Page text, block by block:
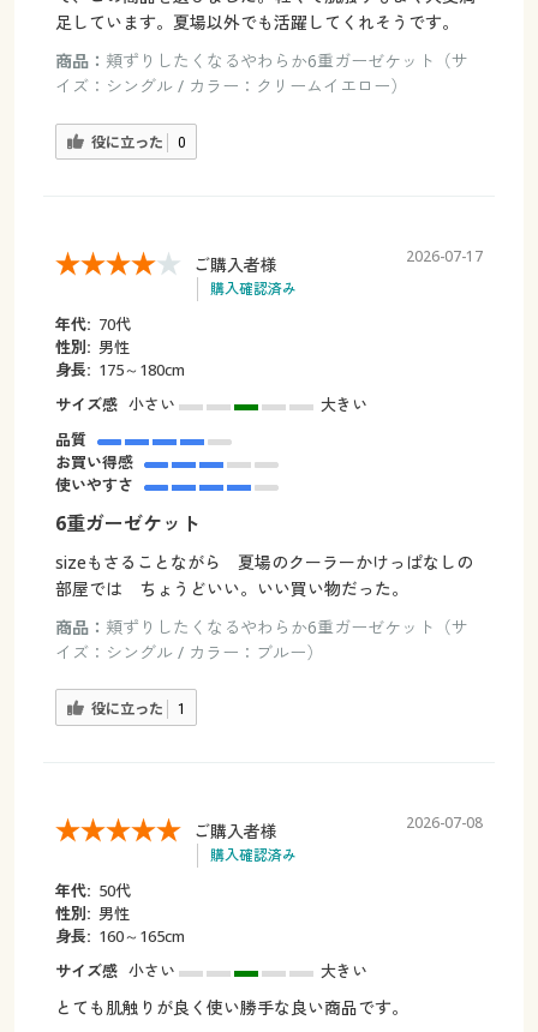
足しています。夏場以外でも活躍してくれそうです。
商品： 頬ずりしたくなるやわらか6重ガーゼケット（サ
イズ：シングル / カラー：クリームイエロー）
役に立った 0
ご購入者様
購入確認済み
2026-07-17
年代: 70代
性別: 男性
身長: 175～180cm
サイズ感 小さい
大きい
品質
お買い得感
使いやすさ
6重ガーゼケット
sizeもさることながら 夏場のクーラーかけっぱなしの
部屋では ちょうどいい。いい買い物だった。
商品： 頬ずりしたくなるやわらか6重ガーゼケット（サ
イズ：シングル / カラー：ブルー）
役に立った 1
ご購入者様
購入確認済み
2026-07-08
年代: 50代
性別: 男性
身長: 160～165cm
サイズ感 小さい 大きい
とても肌触りが良く使い勝手な良い商品です。